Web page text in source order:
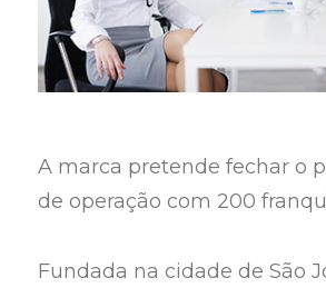
A marca pretende fechar o
de operação com 200
Fundada na cidade de São